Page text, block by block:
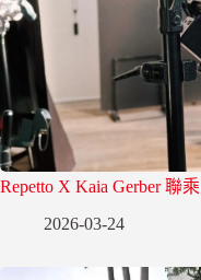
Repetto X Kaia Gerber 聯
2026-03-24